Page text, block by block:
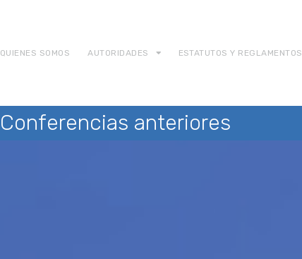
QUIENES SOMOS AUTORIDADES ESTATUTOS Y REGLAMENTOS
Conferencias anteriores